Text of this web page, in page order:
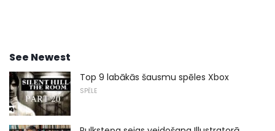
See Newest
Top 9 labākās šausmu spēles Xbox
SPĒLE